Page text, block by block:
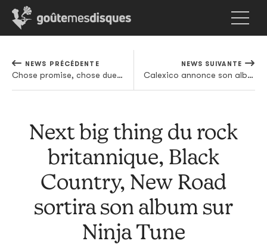
NEWS PRÉCÉDENTE
Chose promise, chose due : Autechre a sorti son second disque de 2020
NEWS SUIVANTE
Calexico annonce son album de Noël
Next big thing du rock
britannique, Black
Country, New Road
sortira son album sur
Ninja Tune